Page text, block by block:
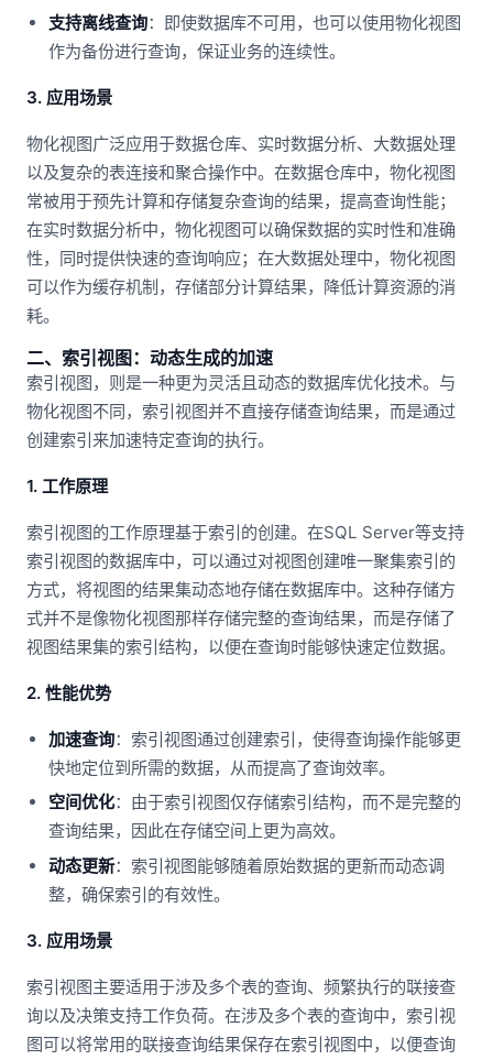
支持离线查询：即使数据库不可用，也可以使用物化视图
作为备份进行查询，保证业务的连续性。
3. 应用场景
物化视图广泛应用于数据仓库、实时数据分析、大数据处理
以及复杂的表连接和聚合操作中。在数据仓库中，物化视图
常被用于预先计算和存储复杂查询的结果，提高查询性能；
在实时数据分析中，物化视图可以确保数据的实时性和准确
性，同时提供快速的查询响应；在大数据处理中，物化视图
可以作为缓存机制，存储部分计算结果，降低计算资源的消
耗。
二、索引视图：动态生成的加速
索引视图，则是一种更为灵活且动态的数据库优化技术。与
物化视图不同，索引视图并不直接存储查询结果，而是通过
创建索引来加速特定查询的执行。
1. 工作原理
索引视图的工作原理基于索引的创建。在SQL Server等支持
索引视图的数据库中，可以通过对视图创建唯一聚集索引的
方式，将视图的结果集动态地存储在数据库中。这种存储方
式并不是像物化视图那样存储完整的查询结果，而是存储了
视图结果集的索引结构，以便在查询时能够快速定位数据。
2. 性能优势
加速查询：索引视图通过创建索引，使得查询操作能够更
快地定位到所需的数据，从而提高了查询效率。
空间优化：由于索引视图仅存储索引结构，而不是完整的
查询结果，因此在存储空间上更为高效。
动态更新：索引视图能够随着原始数据的更新而动态调
整，确保索引的有效性。
3. 应用场景
索引视图主要适用于涉及多个表的查询、频繁执行的联接查
询以及决策支持工作负荷。在涉及多个表的查询中，索引视
图可以将常用的联接查询结果保存在索引视图中，以便查询